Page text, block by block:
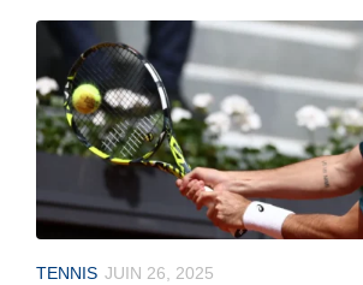
TENNIS JUIN 26, 2025